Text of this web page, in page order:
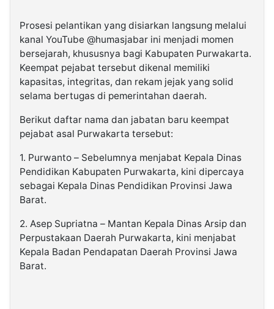
Prosesi pelantikan yang disiarkan langsung melalui
kanal YouTube @humasjabar ini menjadi momen
bersejarah, khususnya bagi Kabupaten Purwakarta.
Keempat pejabat tersebut dikenal memiliki
kapasitas, integritas, dan rekam jejak yang solid
selama bertugas di pemerintahan daerah.
Berikut daftar nama dan jabatan baru keempat
pejabat asal Purwakarta tersebut:
1. Purwanto – Sebelumnya menjabat Kepala Dinas
Pendidikan Kabupaten Purwakarta, kini dipercaya
sebagai Kepala Dinas Pendidikan Provinsi Jawa
Barat.
2. Asep Supriatna – Mantan Kepala Dinas Arsip dan
Perpustakaan Daerah Purwakarta, kini menjabat
Kepala Badan Pendapatan Daerah Provinsi Jawa
Barat.